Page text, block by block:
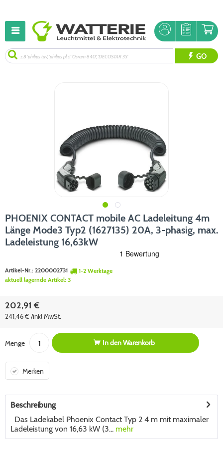
GO
PHOENIX CONTACT mobile AC Ladeleitung 4m
Länge Mode3 Typ2 (1627135) 20A, 3-phasig, max.
Ladeleistung 16,63kW
Artikel-Nr.: 2200002731
1-2 Werktage
aktuell lagernde Artikel: 3
202,91 €
241,46 € /inkl MwSt.
Menge In denWarenkorb
Merken
Beschreibung
Das Ladekabel Phoenix Contact Typ 2 4 m mit maximaler
Ladeleistung von 16,63 kW (3... mehr